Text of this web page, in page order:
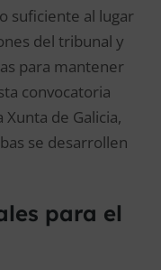
suficiente al lugar
del tribunal y
para mantener
convocatoria
de Galicia,
se desarrollen
para el